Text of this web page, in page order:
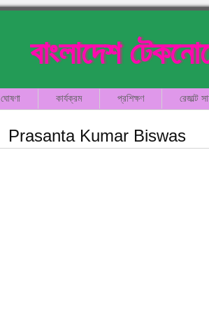
বাংলাদেশ
ঘোষণা কার্যক্রম প্রশিক্ষণ রেজাল্ট
Prasanta Kumar Biswas